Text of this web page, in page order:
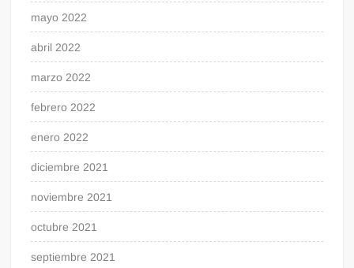
mayo 2022
abril 2022
marzo 2022
febrero 2022
enero 2022
diciembre 2021
noviembre 2021
octubre 2021
septiembre 2021